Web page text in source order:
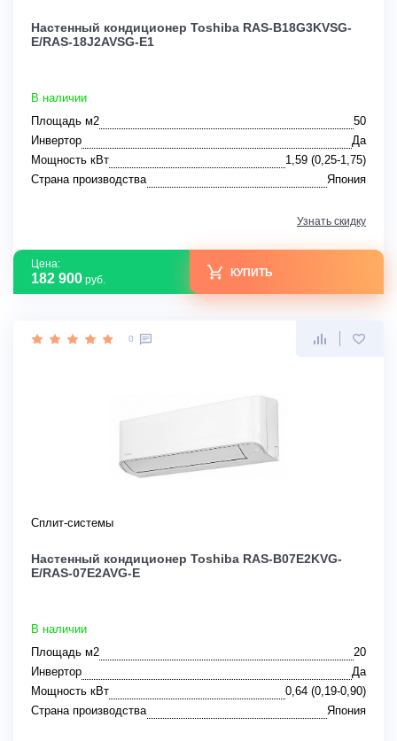
Настенный кондиционер Toshiba RAS-B18G3KVSG-
E/RAS-18J2AVSG-E1
В наличии
Площадь м2
50
Инвертор
Да
Мощность кВт
1,59 (0,25-1,75)
Страна производства
Япония
Узнать скидку
Цена:
182 900 руб.
КУПИТЬ
0
Сплит-системы
Настенный кондиционер Toshiba RAS-B07E2KVG-
E/RAS-07E2AVG-E
В наличии
Площадь м2
20
Инвертор
Да
Мощность кВт
0,64 (0,19-0,90)
Страна производства
Япония